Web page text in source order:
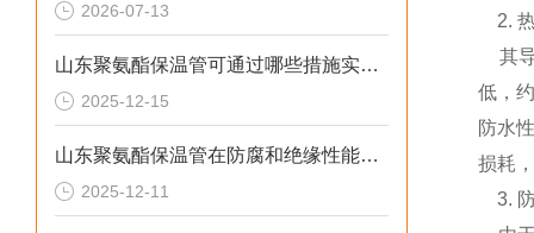
2026-07-13
山东聚氨酯保温管可通过哪些措施实现快速施工
2025-12-15
山东聚氨酯保温管在防腐和绝缘性能方面表现优异
2025-12-11
2. 热
其导
低，
防水
损耗
3. 防